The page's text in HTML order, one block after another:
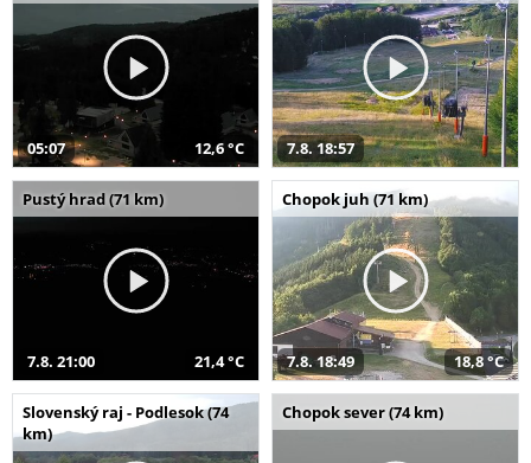
05:07 12,6 °C 7.8. 18:57
Pustý hrad (71 km)
7.8. 21:00 21,4 °C
Chopok juh (71 km)
7.8. 18:49 18,8 °C
Slovenský raj - Podlesok (74
km)
Chopok sever (74 km)